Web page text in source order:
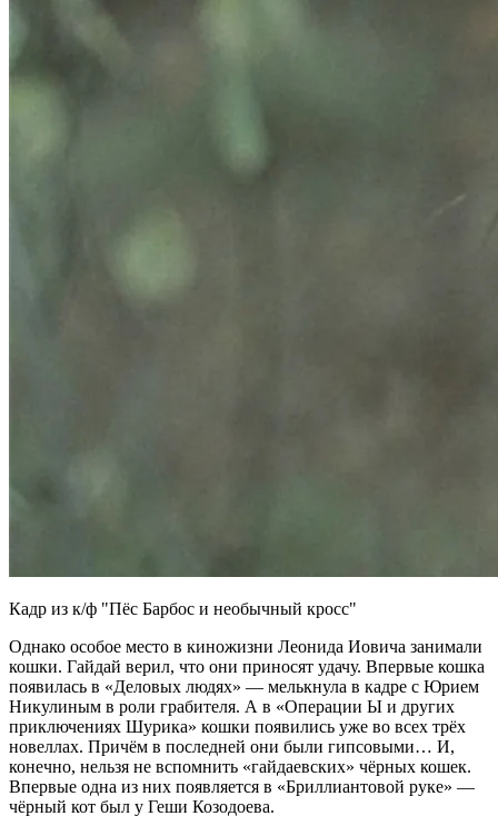
Кадр из к/ф "Пёс Барбос и необычный кросс"
Однако особое место в киножизни Леонида Иовича занимали
кошки. Гайдай верил, что они приносят удачу. Впервые кошка
появилась в «Деловых людях» — мелькнула в кадре с Юрием
Никулиным в роли грабителя. А в «Операции Ы и других
приключениях Шурика» кошки появились уже во всех трёх
новеллах. Причём в последней они были гипсовыми… И,
конечно, нельзя не вспомнить «гайдаевских» чёрных кошек.
Впервые одна из них появляется в «Бриллиантовой руке» —
чёрный кот был у Геши Козодоева.